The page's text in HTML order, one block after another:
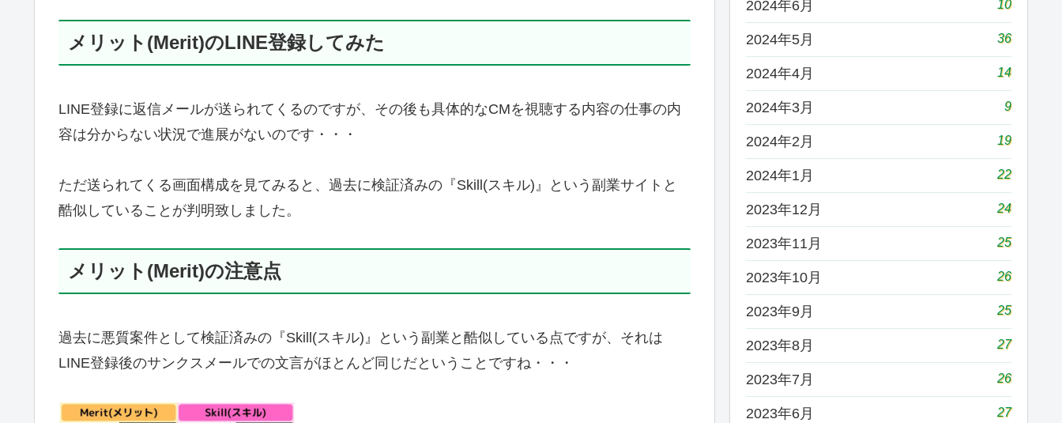
メリット(Merit)のLINE登録してみた
LINE登録に返信メールが送られてくるのですが、その後も具体的なCMを視聴する内容の仕事の内
容は分からない状況で進展がないのです・・・
ただ送られてくる画面構成を見てみると、過去に検証済みの『Skill(スキル)』という副業サイトと
酷似していることが判明致しました。
メリット(Merit)の注意点
過去に悪質案件として検証済みの『Skill(スキル)』という副業と酷似している点ですが、それは
LINE登録後のサンクスメールでの文言がほとんど同じだということですね・・・
2024年6月 10
2024年5月 36
2024年4月 14
2024年3月 9
2024年2月 19
2024年1月 22
2023年12月 24
2023年11月 25
2023年10月 26
2023年9月 25
2023年8月 27
2023年7月 26
2023年6月 27